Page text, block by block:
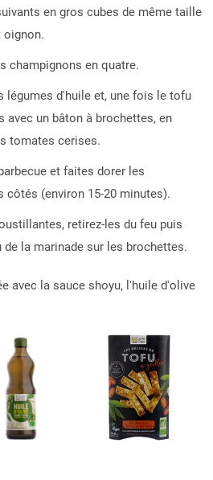
en gros cubes de même taille
oignon.
champignons en quatre.
légumes d'huile et, une fois le tofu
avec un bâton à brochettes, en
tomates cerises.
et faites dorer les
côtés (environ 15-20 minutes).
retirez-les du feu puis
de la marinade sur les brochettes.
avec la sauce shoyu, l'huile d'olive